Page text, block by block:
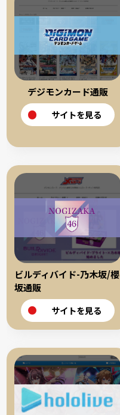
デジモンカード通販
サイトを見る
ビルディバイド-乃木坂/櫻
坂通販
サイトを見る